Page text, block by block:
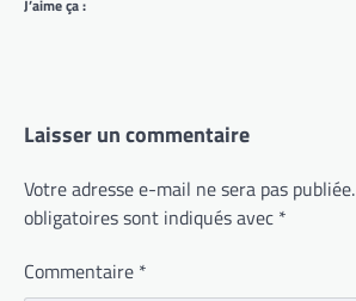
J’aime ça :
Laisser un commentaire
Votre adresse e-mail ne sera pas publiée.
obligatoires sont indiqués avec *
Commentaire *